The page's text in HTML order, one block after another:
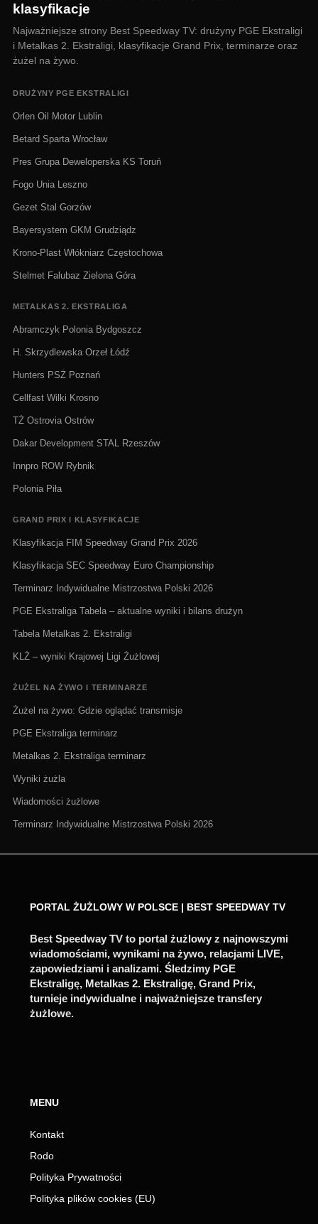
klasyfikacje
Najważniejsze strony Best Speedway TV: drużyny PGE Ekstraligi
i Metalkas 2. Ekstraligi, klasyfikacje Grand Prix, terminarze oraz
żużel na żywo.
DRUŻYNY PGE EKSTRALIGI
Orlen Oil Motor Lublin
Betard Sparta Wrocław
Pres Grupa Deweloperska KS Toruń
Fogo Unia Leszno
Gezet Stal Gorzów
Bayersystem GKM Grudziądz
Krono-Plast Włókniarz Częstochowa
Stelmet Falubaz Zielona Góra
METALKAS 2. EKSTRALIGA
Abramczyk Polonia Bydgoszcz
H. Skrzydlewska Orzeł Łódź
Hunters PSŻ Poznań
Cellfast Wilki Krosno
TŻ Ostrovia Ostrów
Dakar Development STAL Rzeszów
Innpro ROW Rybnik
Polonia Piła
GRAND PRIX I KLASYFIKACJE
Klasyfikacja FIM Speedway Grand Prix 2026
Klasyfikacja SEC Speedway Euro Championship
Terminarz Indywidualne Mistrzostwa Polski 2026
PGE Ekstraliga Tabela – aktualne wyniki i bilans drużyn
Tabela Metalkas 2. Ekstraligi
KLŻ – wyniki Krajowej Ligi Żużlowej
ŻUŻEL NA ŻYWO I TERMINARZE
Żużel na żywo: Gdzie oglądać transmisje
PGE Ekstraliga terminarz
Metalkas 2. Ekstraliga terminarz
Wyniki żużla
Wiadomości żużlowe
Terminarz Indywidualne Mistrzostwa Polski 2026
PORTAL ŻUŻLOWY W POLSCE | BEST SPEEDWAY TV
Best Speedway TV to portal żużlowy z najnowszymi
wiadomościami, wynikami na żywo, relacjami LIVE,
zapowiedziami i analizami. Śledzimy PGE
Ekstraligę, Metalkas 2. Ekstraligę, Grand Prix,
turnieje indywidualne i najważniejsze transfery
żużlowe.
MENU
Kontakt
Rodo
Polityka Prywatności
Polityka plików cookies (EU)